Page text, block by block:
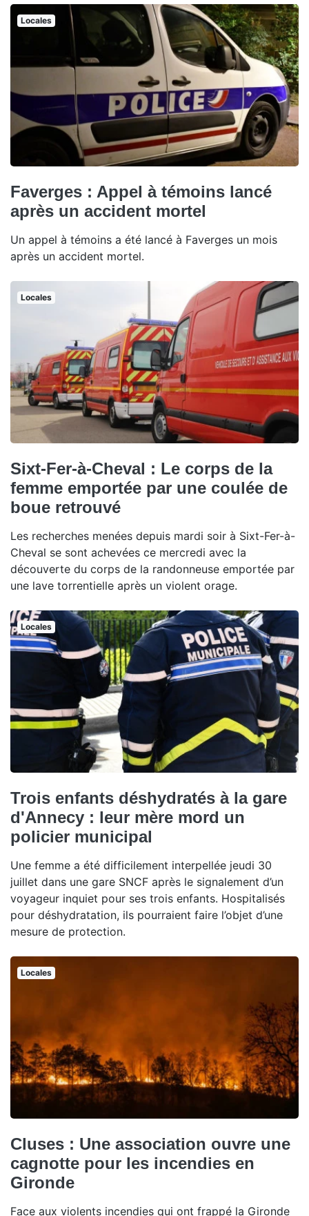
Locales
Faverges : Appel à témoins lancé
après un accident mortel
Un appel à témoins a été lancé à Faverges un mois
après un accident mortel.
Locales
Sixt-Fer-à-Cheval : Le corps de la
femme emportée par une coulée de
boue retrouvé
Les recherches menées depuis mardi soir à Sixt-Fer-à-
Cheval se sont achevées ce mercredi avec la
découverte du corps de la randonneuse emportée par
une lave torrentielle après un violent orage.
Locales
Trois enfants déshydratés à la gare
d'Annecy : leur mère mord un
policier municipal
Une femme a été difficilement interpellée jeudi 30
juillet dans une gare SNCF après le signalement d’un
voyageur inquiet pour ses trois enfants. Hospitalisés
pour déshydratation, ils pourraient faire l’objet d’une
mesure de protection.
Locales
Cluses : Une association ouvre une
cagnotte pour les incendies en
Gironde
Face aux violents incendies qui ont frappé la Gironde